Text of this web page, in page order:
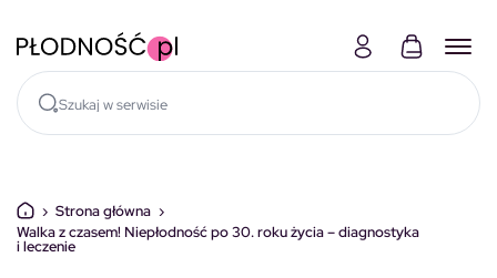
› Strona główna ›
Walka z czasem! Niepłodność po 30. roku życia – diagnostyka
i leczenie